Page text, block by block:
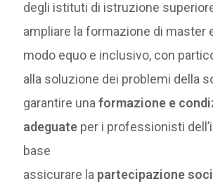
degli istituti di istruzione
ampliare la formazione di master
modo equo e inclusivo, con
alla soluzione dei problemi della
garantire unaformazione e
adeguate per i professionisti
base
assicurare la partecipazione